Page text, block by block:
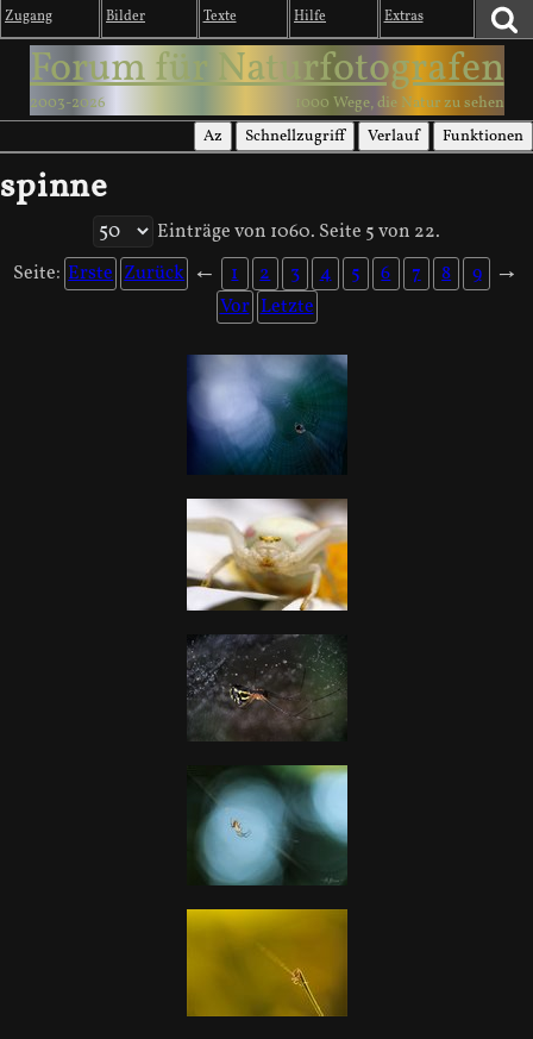
Zugang Bilder Texte Hilfe Extras
Forum für Naturfotografen
2003-2026 1000 Wege, die Natur zu sehen
Az Schnellzugriff Verlauf Funktionen
spinne
Einträge von 1060. Seite 5 von 22.
Seite: Erste Zurück ← 1 2 3 4 5 6 7 8 9
→
Vor Letzte